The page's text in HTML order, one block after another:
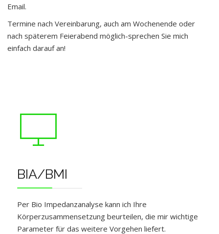
Email.
Termine nach Vereinbarung, auch am Wochenende oder
nach späterem Feierabend möglich-sprechen Sie mich
einfach darauf an!
BIA/BMI
Per Bio Impedanzanalyse kann ich Ihre
Körperzusammensetzung beurteilen, die mir wichtige
Parameter für das weitere Vorgehen liefert.